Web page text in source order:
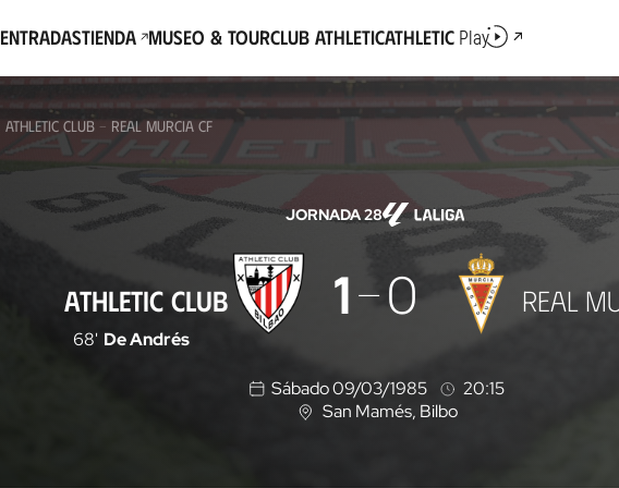
EntradasTienda Museo & TourClub AthleticAthletic Play
ATHLETIC CLUB - REAL MURCIA CF
JORNADA 28
ATHLETIC CLUB 1 0 REAL
68' De Andrés
Sábado 09/03/1985
20:15
U
San Mamés, Bilbo